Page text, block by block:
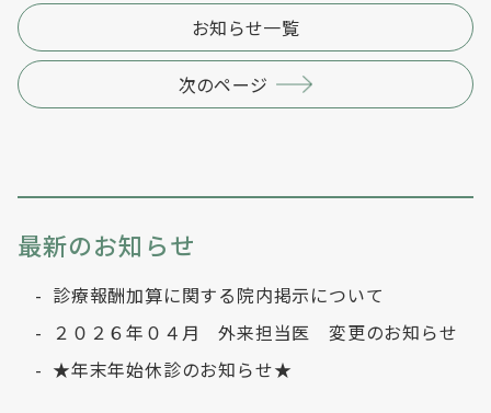
お知らせ一覧
次のページ
最新のお知らせ
診療報酬加算に関する院内掲示について
２０２６年０４月 外来担当医 変更のお知らせ
★年末年始休診のお知らせ★